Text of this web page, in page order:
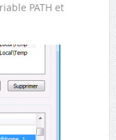
PATH et